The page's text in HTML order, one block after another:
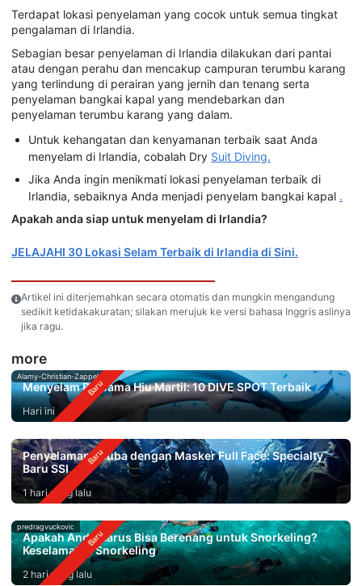
Terdapat lokasi penyelaman yang cocok untuk semua tingkat
pengalaman di Irlandia.
Sebagian besar penyelaman di Irlandia dilakukan dari pantai
atau dengan perahu dan mencakup campuran terumbu karang
yang terlindung di perairan yang jernih dan tenang serta
penyelaman bangkai kapal yang mendebarkan dan
penyelaman terumbu karang yang dalam.
Untuk kehangatan dan kenyamanan terbaik saat Anda
menyelam di Irlandia, cobalah Dry Suit Diving.
Jika Anda ingin menikmati lokasi penyelaman terbaik di
Irlandia, sebaiknya Anda menjadi penyelam bangkai kapal .
Apakah anda siap untuk menyelam di Irlandia?
JELAJAHI 30 Lokasi Selam Terbaik di Irlandia di Sini.
Artikel ini diterjemahkan secara otomatis dan mungkin mengandung
sedikit ketidakakuratan; silakan merujuk ke versi bahasa Inggris aslinya
jika ragu.
more
Alamy-Christian-Zappel
Menyelam Bersama Hiu Martil: 10 DIVE SPOT Terbaik
Hari ini
Penyelaman Scuba dengan Masker Full Face: Specialty
Baru SSI
1 hari yang lalu
predragvuckovic
Apakah Anda Harus Bisa Berenang untuk Snorkeling?
Keselamatan Snorkeling
2 hari yang lalu